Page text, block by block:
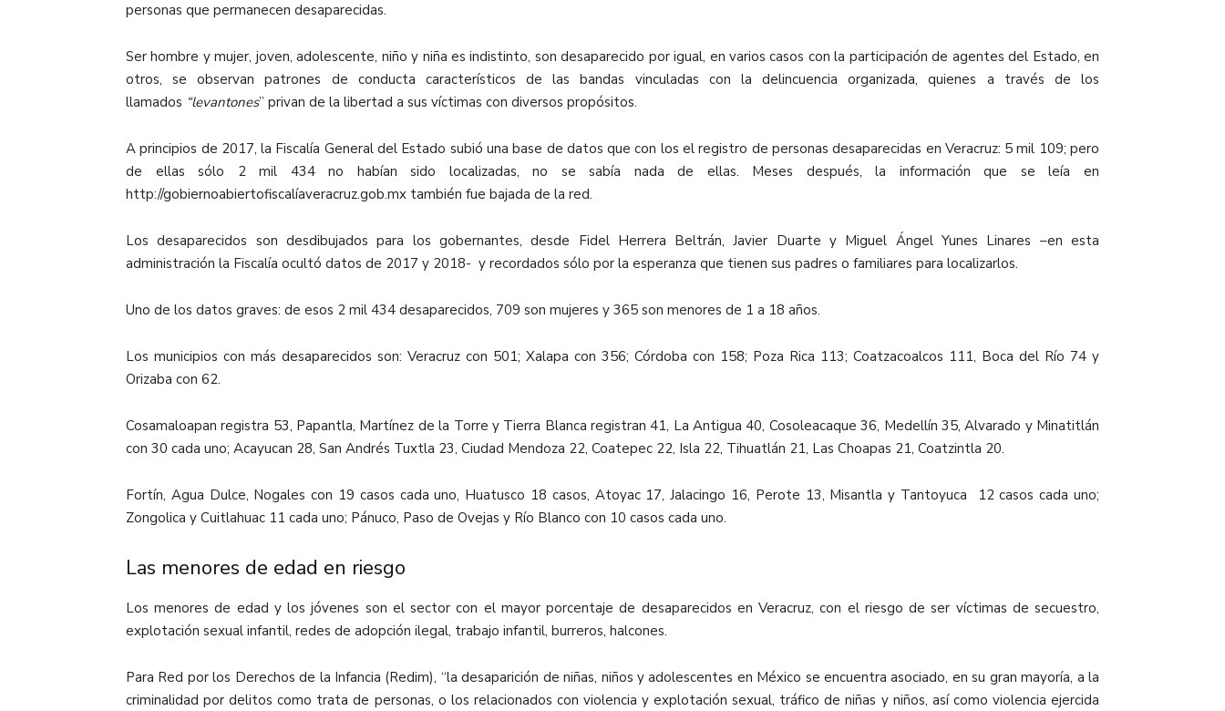
personas que permanecen desaparecidas.
Ser hombre y mujer, joven, adolescente, niño y niña es indistinto, son desaparecido por igual, en varios casos con la participación de agentes del Estado, en
otros, se observan patrones de conducta característicos de las bandas vinculadas con la delincuencia organizada, quienes a través de los
llamados “levantones” privan de la libertad a sus víctimas con diversos propósitos.
A principios de 2017, la Fiscalía General del Estado subió una base de datos que con los el registro de personas desaparecidas en Veracruz: 5 mil 109; pero
de ellas sólo 2 mil 434 no habían sido localizadas, no se sabía nada de ellas. Meses después, la información que se leía en
http://gobiernoabiertofiscalíaveracruz.gob.mx también fue bajada de la red.
Los desaparecidos son desdibujados para los gobernantes, desde Fidel Herrera Beltrán, Javier Duarte y Miguel Ángel Yunes Linares –en esta
administración la Fiscalía ocultó datos de 2017 y 2018- y recordados sólo por la esperanza que tienen sus padres o familiares para localizarlos.
Uno de los datos graves: de esos 2 mil 434 desaparecidos, 709 son mujeres y 365 son menores de 1 a 18 años.
Los municipios con más desaparecidos son: Veracruz con 501; Xalapa con 356; Córdoba con 158; Poza Rica 113; Coatzacoalcos 111, Boca del Río 74 y
Orizaba con 62.
Cosamaloapan registra 53, Papantla, Martínez de la Torre y Tierra Blanca registran 41, La Antigua 40, Cosoleacaque 36, Medellín 35, Alvarado y Minatitlán
con 30 cada uno; Acayucan 28, San Andrés Tuxtla 23, Ciudad Mendoza 22, Coatepec 22, Isla 22, Tihuatlán 21, Las Choapas 21, Coatzintla 20.
Fortín, Agua Dulce, Nogales con 19 casos cada uno, Huatusco 18 casos, Atoyac 17, Jalacingo 16, Perote 13, Misantla y Tantoyuca 12 casos cada uno;
Zongolica y Cuitlahuac 11 cada uno; Pánuco, Paso de Ovejas y Río Blanco con 10 casos cada uno.
Las menores de edad en riesgo
Los menores de edad y los jóvenes son el sector con el mayor porcentaje de desaparecidos en Veracruz, con el riesgo de ser víctimas de secuestro,
explotación sexual infantil, redes de adopción ilegal, trabajo infantil, burreros, halcones.
Para Red por los Derechos de la Infancia (Redim), “la desaparición de niñas, niños y adolescentes en México se encuentra asociado, en su gran mayoría, a la
criminalidad por delitos como trata de personas, o los relacionados con violencia y explotación sexual, tráfico de niñas y niños, así como violencia ejercida